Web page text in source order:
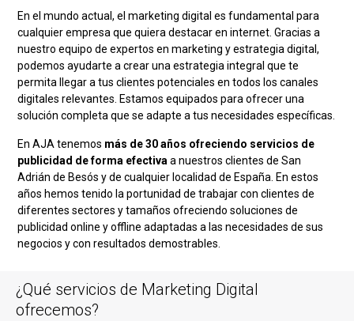
En el mundo actual, el marketing digital es fundamental para
cualquier empresa que quiera destacar en internet. Gracias a
nuestro equipo de expertos en marketing y estrategia digital,
podemos ayudarte a crear una estrategia integral que te
permita llegar a tus clientes potenciales en todos los canales
digitales relevantes. Estamos equipados para ofrecer una
solución completa que se adapte a tus necesidades específicas.
En AJA tenemos más de 30 años ofreciendo servicios de
publicidad de forma efectiva a nuestros clientes de San
Adrián de Besós y de cualquier localidad de España. En estos
años hemos tenido la portunidad de trabajar con clientes de
diferentes sectores y tamaños ofreciendo soluciones de
publicidad online y offline adaptadas a las necesidades de sus
negocios y con resultados demostrables.
¿Qué servicios de Marketing Digital
ofrecemos?